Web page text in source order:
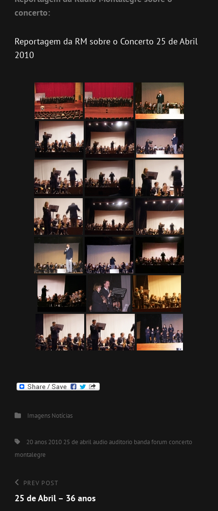
concerto:
Reportagem da RM sobre o Concerto 25 de Abril
2010
Categories
Imagens Notícias
Tags,20 anos 2010 25 de abrilaudio auditorio banda forum concerto
montalegre
Navegação
de
Previous
Post
PREV POST
25 de Abril – 36 anos